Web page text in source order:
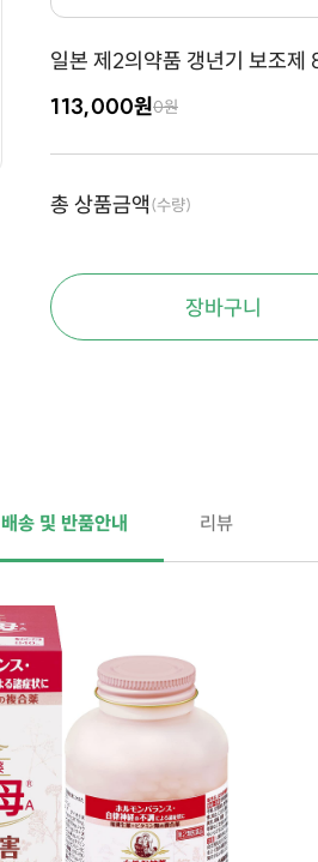
일본 제2의약품 갱년기 보조
113,000원0원
총 상품금액(수량)
장바구니
배송 및 반품안내 리뷰